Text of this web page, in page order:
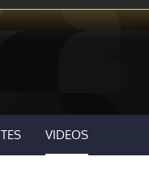
VIDEOS